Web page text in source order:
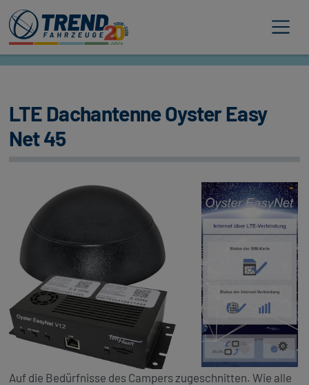
LTE Dachantenne Oyster Easy
Net 45
Auf die Bedürfnisse des Campers zugeschnitten. Wie alle